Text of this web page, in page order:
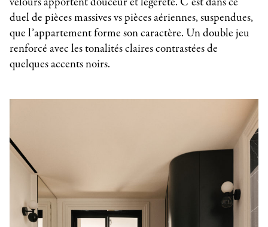
duel de pièces massives vs pièces aériennes, suspendues,
que l’appartement forme son caractère. Un double jeu
renforcé avec les tonalités claires contrastées de
quelques accents noirs.